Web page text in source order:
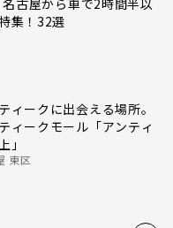
集！32選
ィークに出会える場所。
ィークモール「アンティ
」
東区